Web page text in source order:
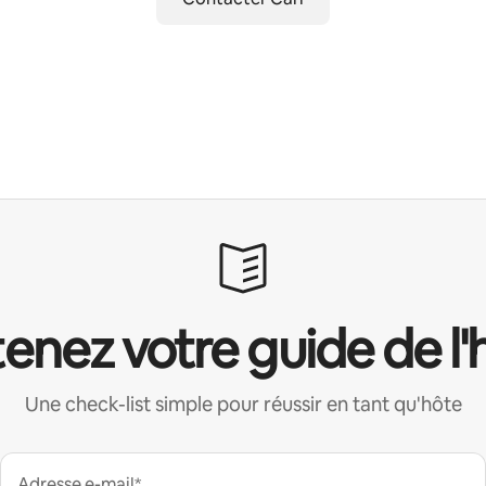
votre guide de
Une check-list simple pour réussir en tant qu'hôte